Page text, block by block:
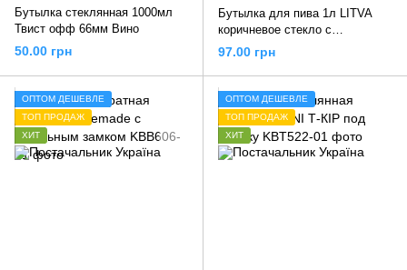
Бутылка стеклянная 1000мл
Твист офф 66мм Вино
50.00 грн
Бутылка для пива 1л LITVA
коричневое стекло с
бугельным замком
97.00 грн
ОПТОМ ДЕШЕВЛЕ
ТОП ПРОДАЖ
ХИТ
ОПТОМ ДЕШЕВЛЕ
ТОП ПРОДАЖ
ХИТ